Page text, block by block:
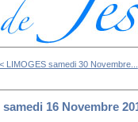
LIMOGES samedi 30 Novembre...
16 Novembre